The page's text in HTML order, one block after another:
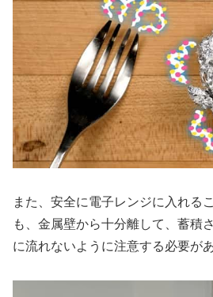
また、安全に電子レンジに入れる
も、金属壁から十分離して、蓄積
に流れないように注意する必要が